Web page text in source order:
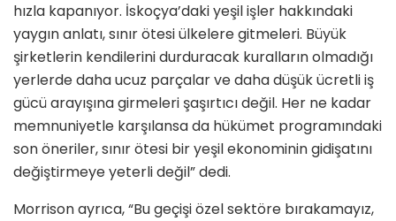
hızla kapanıyor. İskoçya’daki yeşil işler hakkındaki
yaygın anlatı, sınır ötesi ülkelere gitmeleri. Büyük
şirketlerin kendilerini durduracak kuralların olmadığı
yerlerde daha ucuz parçalar ve daha düşük ücretli iş
gücü arayışına girmeleri şaşırtıcı değil. Her ne kadar
memnuniyetle karşılansa da hükümet programındaki
son öneriler, sınır ötesi bir yeşil ekonominin gidişatını
değiştirmeye yeterli değil” dedi.
Morrison ayrıca, “Bu geçişi özel sektöre bırakamayız,